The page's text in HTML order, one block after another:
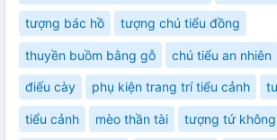
tượng bác hồ tượng chú tiểu đồng
thuyền buồm bằng gỗ chú tiểu an nhiên
điếu cày phụ kiện trang trí tiểu cảnh
tiểu cảnh mèo thần tài tượng tứ không